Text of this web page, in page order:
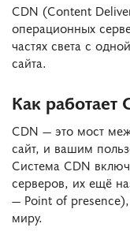
CDN (Content
операционных
частях света с
сайта.
Как работает
CDN — это мост
сайт, и вашим
Система CDN
серверов, их ещё
— Point of
миру.